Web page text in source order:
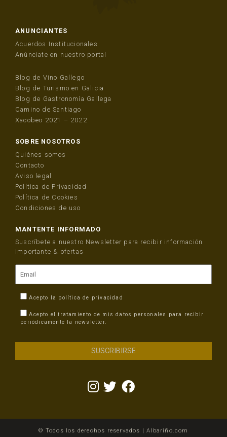
ANUNCIANTES
Acuerdos Institucionales
Anúnciate en nuestro portal
Blog de Vino Gallego
Blog de Turismo en Galicia
Blog de Gastronomía Gallega
Camino de Santiago
Xacobeo 2021 – 2022
SOBRE NOSOTROS
Quiénes somos
Contacto
Aviso legal
Política de Privacidad
Política de Cookies
Condiciones de uso
MANTENTE INFORMADO
Suscríbete a nuestro Newsletter para recibir información
importante & ofertas
Acepto la política de privacidad
Acepto el tratamiento de mis datos personales para recibir
periódicamente la newsletter.
© Todos los derechos reservados | Albariño.com